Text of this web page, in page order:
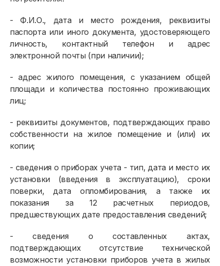
- Ф.И.О., дата и место рождения, реквизиты
паспорта или иного документа, удостоверяющего
личность, контактный телефон и адрес
электронной почты (при наличии);
- адрес жилого помещения, с указанием общей
площади и количества постоянно проживающих
лиц;
- реквизиты документов, подтверждающих право
собственности на жилое помещение и (или) их
копии;
- сведения о приборах учета - тип, дата и место их
установки (введения в эксплуатацию), сроки
поверки, дата опломбирования, а также их
показания за 12 расчетных периодов,
предшествующих дате предоставления сведений;
- сведения о составленных актах,
подтверждающих отсутствие технической
возможности установки приборов учета в жилых